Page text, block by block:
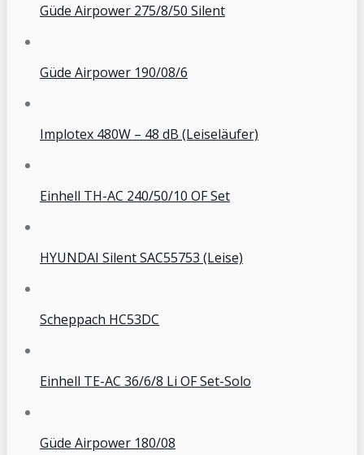
Güde Airpower 275/8/50 Silent
Güde Airpower 190/08/6
Implotex 480W – 48 dB (Leiseläufer)
Einhell TH-AC 240/50/10 OF Set
HYUNDAI Silent SAC55753 (Leise)
Scheppach HC53DC
Einhell TE-AC 36/6/8 Li OF Set-Solo
Güde Airpower 180/08